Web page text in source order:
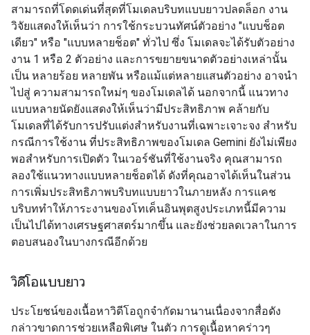
สามารถที่โดดเด่นที่สุดที่โมเดลบริบทแบบยาวปลดล็อก งาน
วิจัยแสดงให้เห็นว่า การใช้กระบวนทัศน์ตัวอย่าง "แบบช็อต
เดียว" หรือ "แบบหลายช็อต" ทั่วไป ซึ่ง โมเดลจะได้รับตัวอย่าง
งาน 1 หรือ 2 ตัวอย่าง และการขยายขนาดตัวอย่างเหล่านั้น
เป็น หลายร้อย หลายพัน หรือแม้แต่หลายแสนตัวอย่าง อาจนำ
ไปสู่ ความสามารถใหม่ๆ ของโมเดลได้ นอกจากนี้ แนวทาง
แบบหลายนัดยังแสดงให้เห็นว่ามีประสิทธิภาพ คล้ายกับ
โมเดลที่ได้รับการปรับแต่งสำหรับงานที่เฉพาะเจาะจง สำหรับ
กรณีการใช้งาน ที่ประสิทธิภาพของโมเดล Gemini ยังไม่เพียง
พอสำหรับการเปิดตัว ในเวอร์ชันที่ใช้งานจริง คุณสามารถ
ลองใช้แนวทางแบบหลายช็อตได้ ดังที่คุณอาจได้เห็นในส่วน
การเพิ่มประสิทธิภาพบริบทแบบยาวในภายหลัง การแคช
บริบททำให้ภาระงานของโทเค็นอินพุตสูงประเภทนี้มีความ
เป็นไปได้ทางเศรษฐศาสตร์มากขึ้น และยังช่วยลดเวลาในการ
ตอบสนองในบางกรณีอีกด้วย
วิดีโอแบบยาว
ประโยชน์ของเนื้อหาวิดีโอถูกจำกัดมานานเนื่องจากสื่อดัง
กล่าวขาดการช่วยเหลือพิเศษ ในตัว การดูเนื้อหาคร่าวๆ